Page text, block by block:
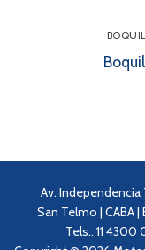
Av. Independencia
San Telmo | CABA |
Tels.: 11 4300